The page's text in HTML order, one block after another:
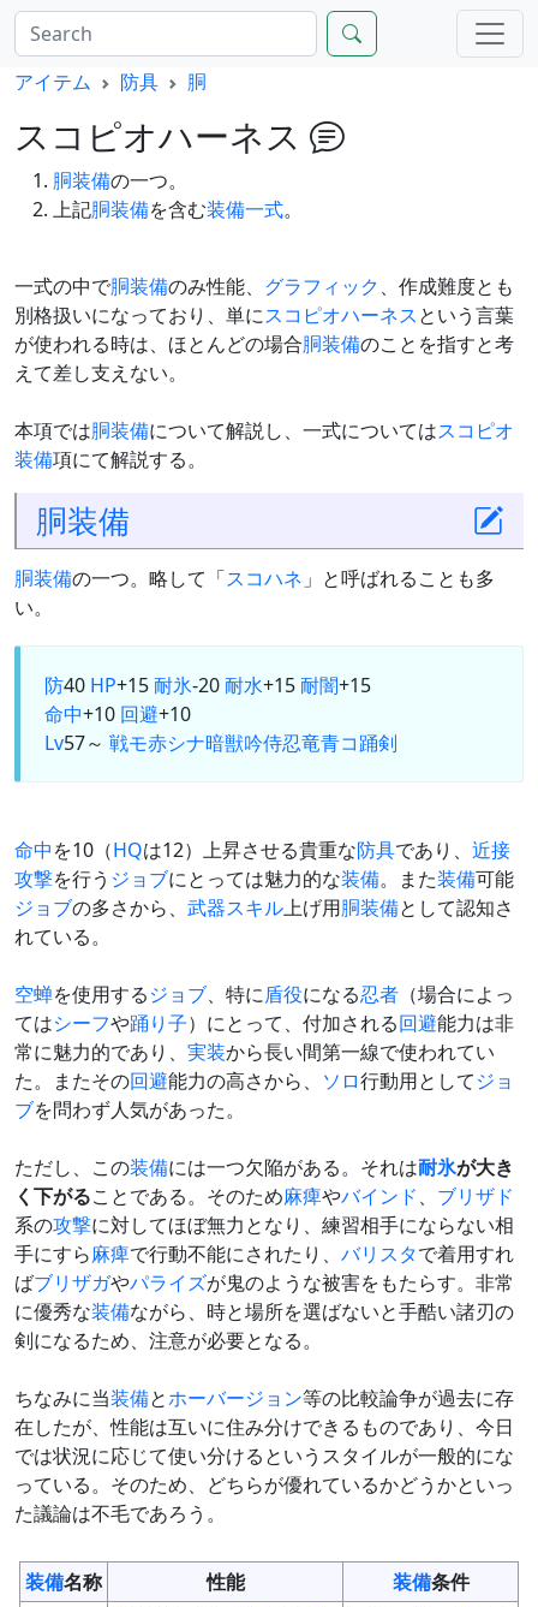
アイテム 防具 胴
スコピオハーネス
胴装備の一つ。
上記胴装備を含む装備一式。
一式の中で胴装備のみ性能、 グラフィック、作成難度とも
別格扱いになっており、単にスコピオハーネスという言葉
が使われる時は、ほとんどの場合胴装備のことを指すと考
えて差し支えない。
本項では胴装備について解説し、一式についてはスコピオ
装備項にて解説する。
胴装備
胴装備の一つ。略して「スコハネ 」と呼ばれることも多
い。
防40 HP+15耐氷-20耐水+15耐闇+15
命中+10 回避+10
Lv57～ 戦モ赤シナ暗獣吟侍忍竜青コ踊剣
命中を10（HQは12）上昇させる貴重な防具であり、 近接
攻撃を行う ジョブにとっては魅力的な装備。また装備可能
ジョブの多さから、 武器スキル上げ用胴装備として認知さ
れている。
空蝉を使用するジョブ、特に盾役になる忍者 （場合によっ
てはシーフや踊り子）にとって、付加される回避能力は非
常に魅力的であり、 実装から長い間第一線で使われてい
た。またその回避能力の高さから、 ソロ行動用としてジョ
ブを問わず人気があった。
ただし、この装備には一つ欠陥がある。それは耐氷が大き
く下がることである。そのため麻痺やバインド、 ブリザド
系の攻撃に対してほぼ無力となり、練習相手にならない相
手にすら麻痺で行動不能にされたり、 バリスタで着用すれ
ばブリザガやパライズが鬼のような被害をもたらす。非常
に優秀な装備ながら、時と場所を選ばないと手酷い諸刃の
剣になるため、注意が必要となる。
ちなみに当装備とホーバージョン等の比較論争が過去に存
在したが、性能は互いに住み分けできるものであり、今日
では状況に応じて使い分けるというスタイルが一般的にな
っている。そのため、どちらが優れているかどうかといっ
た議論は不毛であろう。
装備名称 性能 装備条件